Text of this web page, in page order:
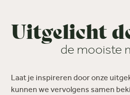
Uitgelicht
de mooiste
Laat je inspireren door onze
kunnen we vervolgens samen